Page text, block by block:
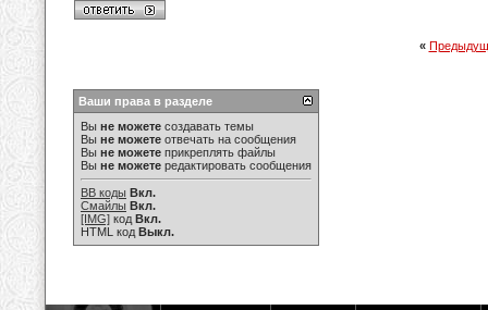
«
Ваши права в разделе
Вы не можете создавать темы
Вы не можете отвечать на сообщения
Вы не можете прикреплять файлы
Вы не можете редактировать сообщения
BB коды Вкл.
Смайлы Вкл.
[IMG] код Вкл.
HTML код Выкл.